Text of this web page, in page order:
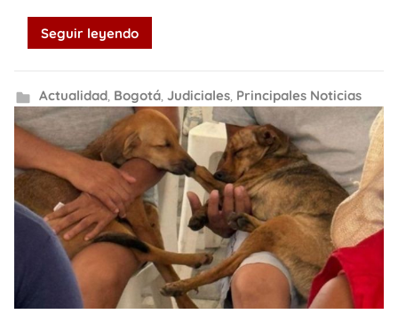
Seguir leyendo
Actualidad, Bogotá, Judiciales, Principales Noticias